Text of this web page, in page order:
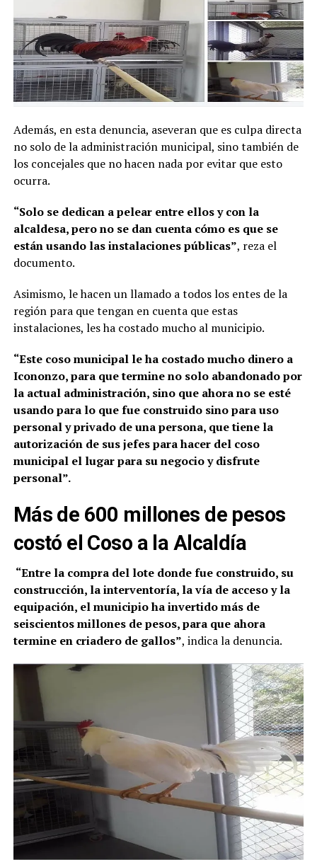
Además, en esta denuncia, aseveran que es culpa directa
no solo de la administración municipal, sino también de
los concejales que no hacen nada por evitar que esto
ocurra.
“Solo se dedican a pelear entre ellos y con la
alcaldesa, pero no se dan cuenta cómo es que se
están usando las instalaciones públicas”, reza el
documento.
Asimismo, le hacen un llamado a todos los entes de la
región para que tengan en cuenta que estas
instalaciones, les ha costado mucho al municipio.
“Este coso municipal le ha costado mucho dinero a
Icononzo, para que termine no solo abandonado por
la actual administración, sino que ahora no se esté
usando para lo que fue construido sino para uso
personal y privado de una persona, que tiene la
autorización de sus jefes para hacer del coso
municipal el lugar para su negocio y disfrute
personal”.
Más de 600 millones de pesos
costó el Coso a la Alcaldía
“Entre la compra del lote donde fue construido, su
construcción, la interventoría, la vía de acceso y la
equipación, el municipio ha invertido más de
seiscientos millones de pesos, para que ahora
termine en criadero de gallos”, indica la denuncia.